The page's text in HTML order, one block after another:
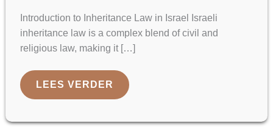
Introduction to Inheritance Law in Israel Israeli
inheritance law is a complex blend of civil and
religious law, making it […]
ERFRECHT
ISRAËL
LEES VERDER